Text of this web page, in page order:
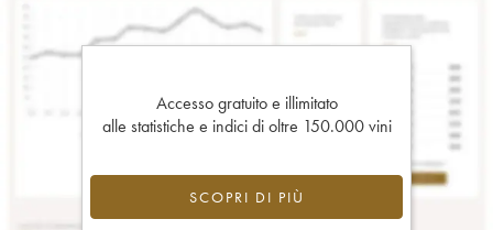
Accesso gratuito e illimitato
alle statistiche e indici di oltre 150.000 vini
SCOPRI DI PIÙ